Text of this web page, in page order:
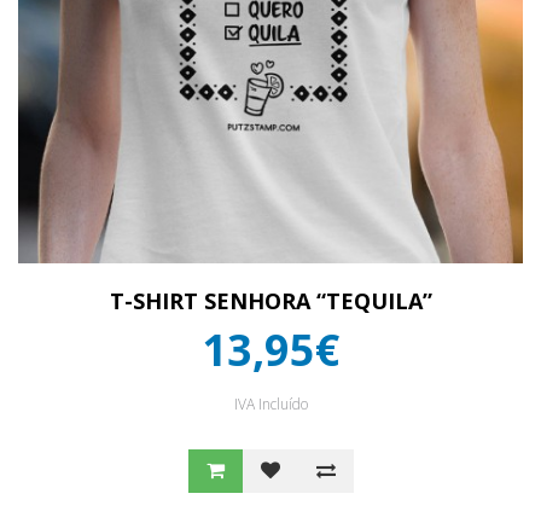
T-SHIRT SENHORA “TEQUILA”
13,95€
IVA Incluído